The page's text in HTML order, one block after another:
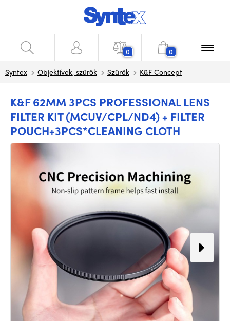
0 0
Syntex Objektívek, szűrők Szűrők K&F Concept
K&F 62MM 3PCS PROFESSIONAL LENS
FILTER KIT (MCUV/CPL/ND4) + FILTER
POUCH+3PCS*CLEANING CLOTH